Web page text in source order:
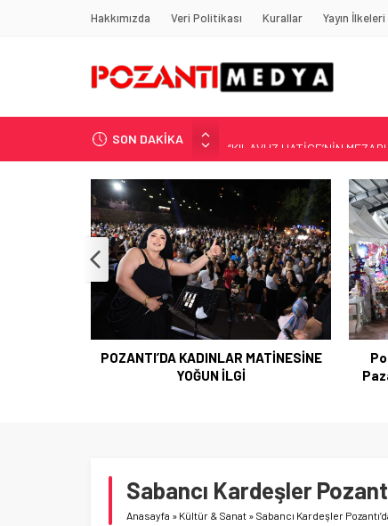
Hakkımızda Veri Politikası Kurallar Yayın İlkeleri
SON DAKİKA
“KILAVUZ HATİCE’NİN MEZARI
Adana’nın Gizli Cenneti
Yılmaz Soğutma’dan
Gaziantep, Mersin ve
Harun YÜCEL Yazdı: İLBER
Pozantı Belediyesi Kapalı Semt
Pazarı Yayla Şenliğine Ev Sahipliği
Sabancı Kardeşler
Anasayfa » Kültür & Sanat » Sabancı Kardeşler